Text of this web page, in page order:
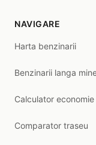
NAVIGARE
Harta benzinarii
Benzinarii langa
Calculator economie
Comparator traseu